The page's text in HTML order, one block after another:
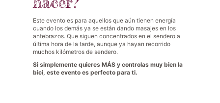
Este evento es para aquellos que aún tienen energía
cuando los demás ya se están dando masajes en los
antebrazos. Que siguen concentrados en el sendero a
última hora de la tarde, aunque ya hayan recorrido
muchos kilómetros de sendero.
Si simplemente quieres MÁS y controlas muy bien la
bici, este evento es perfecto para ti.